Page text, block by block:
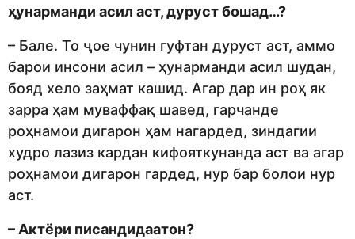
ҳунарманди асил аст, дуруст бошад…?
– Бале. То ҷое чунин гуфтан дуруст аст, аммо
барои инсони асил – ҳунарманди асил шудан,
бояд хело заҳмат кашид. Агар дар ин роҳ як
зарра ҳам муваффақ шавед, гарчанде
роҳнамои дигарон ҳам нагардед, зиндагии
худро лазиз кардан кифояткунанда аст ва агар
роҳнамои дигарон гардед, нур бар болои нур
аст.
– Актёри писандидаатон?